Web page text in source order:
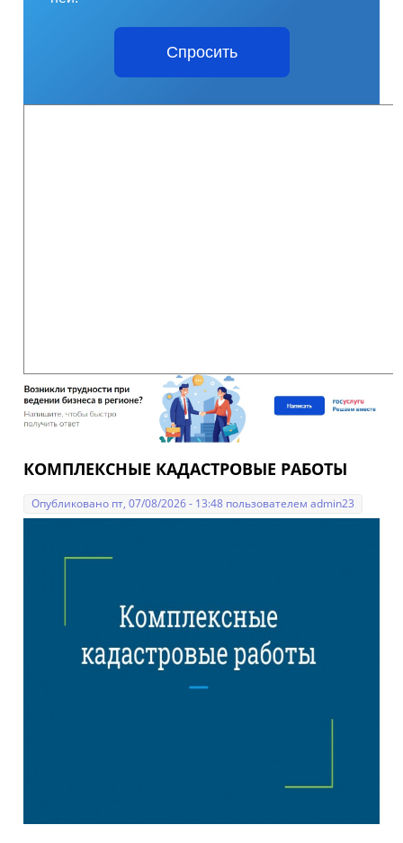
Спросить
КОМПЛЕКСНЫЕ КАДАСТРОВЫЕ РАБОТЫ
Опубликовано пт, 07/08/2026 - 13:48 пользователемadmin23